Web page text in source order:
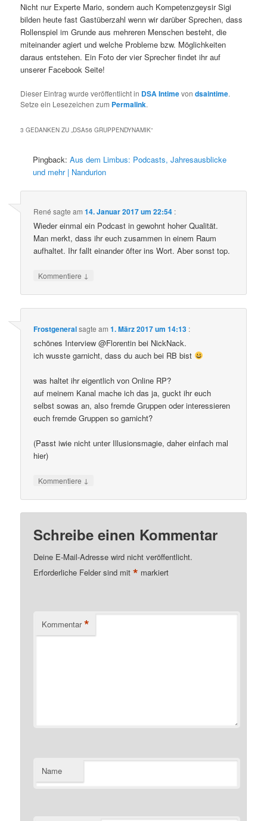
Nicht nur Experte Mario, sondern auch Kompetenzgeysir Sigi
bilden heute fast Gastüberzahl wenn wir darüber Sprechen, dass
Rollenspiel im Grunde aus mehreren Menschen besteht, die
miteinander agiert und welche Probleme bzw. Möglichkeiten
daraus entstehen. Ein Foto der vier Sprecher findet ihr auf
unserer Facebook Seite!
Dieser Eintrag wurde veröffentlicht in DSA Intimevondsaintime.
Setze ein Lesezeichen zum Permalink.
3 GEDANKEN ZU „DSA56 GRUPPENDYNAMIK“
Pingback:Aus dem Limbus: Podcasts, Jahresausblicke
und mehr | Nandurion
René sagte am14. Januar 2017 um 22:54 :
Wieder einmal ein Podcast in gewohnt hoher Qualität.
Man merkt, dass ihr euch zusammen in einem Raum
aufhaltet. Ihr fallt einander öfter ins Wort. Aber sonst top.
Kommentiere ↓
Frostgeneralsagte am1. März 2017 um 14:13 :
schönes Interview @Florentin bei NickNack.
ich wusste garnicht, dass du auch bei RB bist
was haltet ihr eigentlich von Online RP?
auf meinem Kanal mache ich das ja, guckt ihr euch
selbst sowas an, also fremde Gruppen oder interessieren
euch fremde Gruppen so garnicht?
(Passt iwie nicht unter Illusionsmagie, daher einfach mal
hier)
Kommentiere ↓
Schreibe einen Kommentar
Deine E-Mail-Adresse wird nicht veröffentlicht.
Erforderliche Felder sind mit* markiert
Kommentar *
Name